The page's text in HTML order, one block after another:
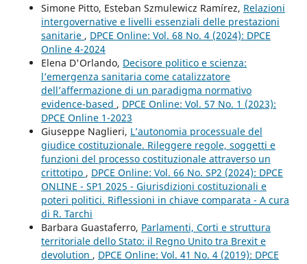
Simone Pitto, Esteban Szmulewicz Ramírez, Relazioni
intergovernative e livelli essenziali delle prestazioni
sanitarie , DPCE Online: Vol. 68 No. 4 (2024): DPCE
Online 4-2024
Elena D'Orlando, Decisore politico e scienza:
l’emergenza sanitaria come catalizzatore
dell’affermazione di un paradigma normativo
evidence-based , DPCE Online: Vol. 57 No. 1 (2023):
DPCE Online 1-2023
Giuseppe Naglieri, L’autonomia processuale del
giudice costituzionale. Rileggere regole, soggetti e
funzioni del processo costituzionale attraverso un
crittotipo , DPCE Online: Vol. 66 No. SP2 (2024): DPCE
ONLINE - SP1 2025 - Giurisdizioni costituzionali e
poteri politici. Riflessioni in chiave comparata - A cura
di R. Tarchi
Barbara Guastaferro, Parlamenti, Corti e struttura
territoriale dello Stato: il Regno Unito tra Brexit e
devolution , DPCE Online: Vol. 41 No. 4 (2019): DPCE